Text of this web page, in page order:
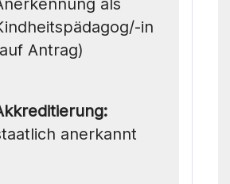
in
Antrag)
anerkannt